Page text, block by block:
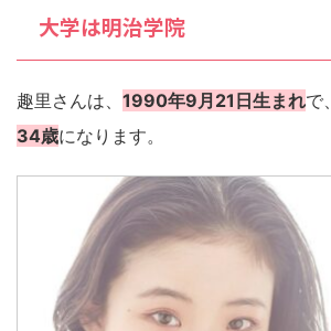
大学は明治学院
趣里さんは、 1990年9月21日生まれで、
34歳になります。